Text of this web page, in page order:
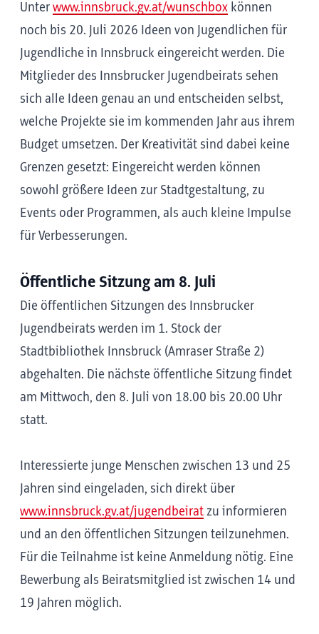
Unter www.innsbruck.gv.at/wunschbox können
noch bis 20. Juli 2026 Ideen von Jugendlichen für
Jugendliche in Innsbruck eingereicht werden. Die
Mitglieder des Innsbrucker Jugendbeirats sehen
sich alle Ideen genau an und entscheiden selbst,
welche Projekte sie im kommenden Jahr aus ihrem
Budget umsetzen. Der Kreativität sind dabei keine
Grenzen gesetzt: Eingereicht werden können
sowohl größere Ideen zur Stadtgestaltung, zu
Events oder Programmen, als auch kleine Impulse
für Verbesserungen.
Öffentliche Sitzung am 8. Juli
Die öffentlichen Sitzungen des Innsbrucker
Jugendbeirats werden im 1. Stock der
Stadtbibliothek Innsbruck (Amraser Straße 2)
abgehalten. Die nächste öffentliche Sitzung findet
am Mittwoch, den 8. Juli von 18.00 bis 20.00 Uhr
statt.
Interessierte junge Menschen zwischen 13 und 25
Jahren sind eingeladen, sich direkt über
www.innsbruck.gv.at/jugendbeirat zu informieren
und an den öffentlichen Sitzungen teilzunehmen.
Für die Teilnahme ist keine Anmeldung nötig. Eine
Bewerbung als Beiratsmitglied ist zwischen 14 und
19 Jahren möglich.